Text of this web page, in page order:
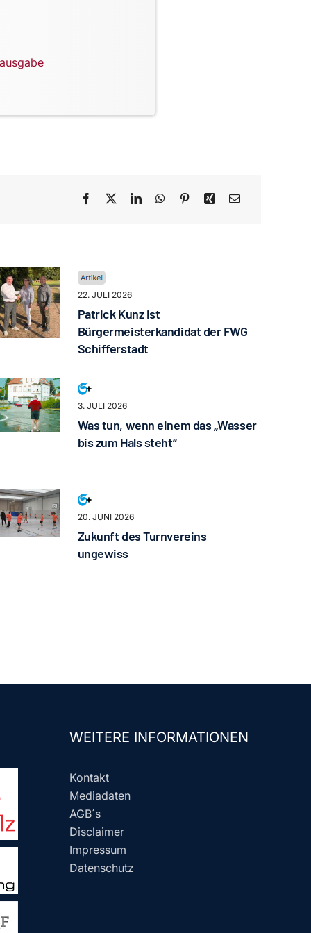
22. JULI 2026
Patrick Kunz ist
Bürgermeisterkandidat der FWG
Schifferstadt
3. JULI 2026
Was tun, wenn einem das „Wasser
bis zum Hals steht“
20. JUNI 2026
Zukunft des Turnvereins
ungewiss
WEITERE INFORMATIONEN
Kontakt
Mediadaten
AGB´s
Disclaimer
Impressum
Datenschutz